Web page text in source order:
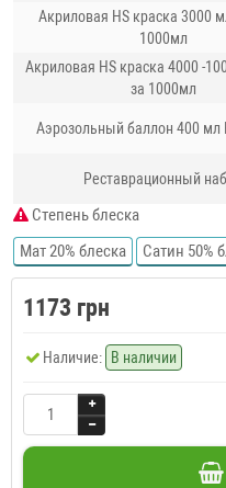
Акриловая HS краска 3000
1000мл
Акриловая HS краска 4000 -
за 1000мл
Аэрозольный баллон 400 мл
Реставрационный
Степень блеска
Мат 20% блеска
Сатин 50%
1173 грн
Наличие: В наличии